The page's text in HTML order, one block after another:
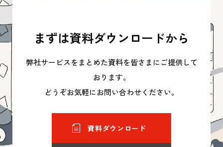
まずは資料ダウンロードから
弊社サービスをまとめた資料を皆さまにご提供して
おります。
どうぞお気軽にお問い合わせください。
資料ダウンロード